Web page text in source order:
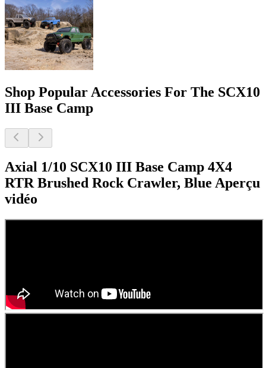
Shop Popular Accessories For The SCX10
III Base Camp
Axial 1/10 SCX10 III Base Camp 4X4
RTR Brushed Rock Crawler, Blue Aperçu
vidéo